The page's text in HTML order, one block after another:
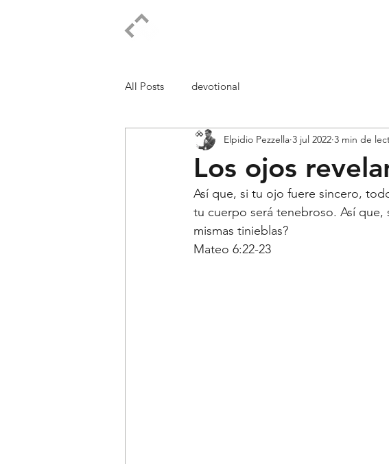
All Posts devotional
Los ojos
Elpidio Pezzella 3 jul 2022 3 min de
Así que, si tu ojo fuere sincero,
tu cuerpo será tenebroso. Así que,
mismas tinieblas?
Mateo 6:22-23